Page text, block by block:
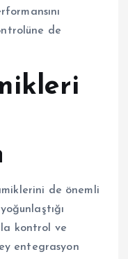
de
de önemli
kontrol ve
entegrasyon